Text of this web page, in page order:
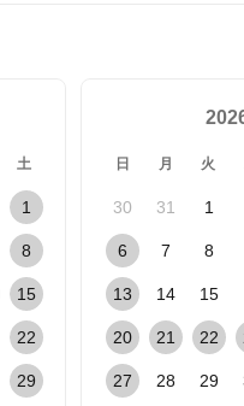
土
1
8
15
22
29
日 月 火
30 31 1
6 7 8
13 14 15
20 21 22
27 28 29